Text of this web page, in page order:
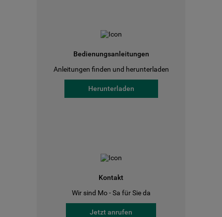
Bedienungsanleitungen
Anleitungen finden und herunterladen
Herunterladen
Kontakt
Wir sind Mo - Sa für Sie da
Jetzt anrufen